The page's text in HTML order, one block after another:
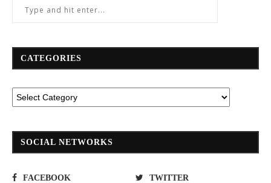
CATEGORIES
SOCIAL NETWORKS
FACEBOOK TWITTER